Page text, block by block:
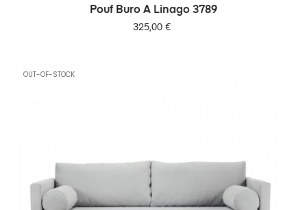
Pouf Buro A Linago 3789
Prix
325,00 €
OUT-OF-STOCK